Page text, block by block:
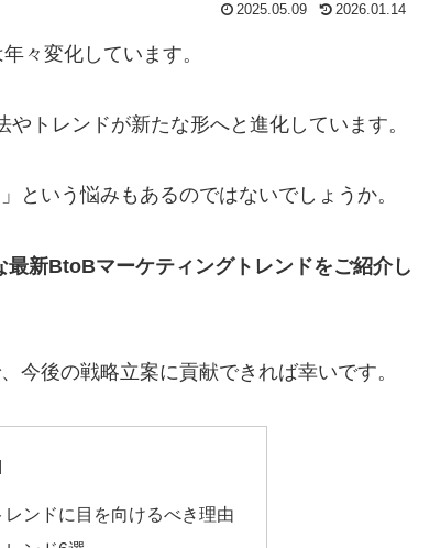
2025.05.09 2026.01.14
々変化しています。
トレンドが新たな形へと進化しています。
という悩みもあるのではないでしょうか。
新BtoBマーケティングトレンドをご紹介し
今後の戦略立案に貢献できれば幸いです。
ンドに目を向けるべき理由